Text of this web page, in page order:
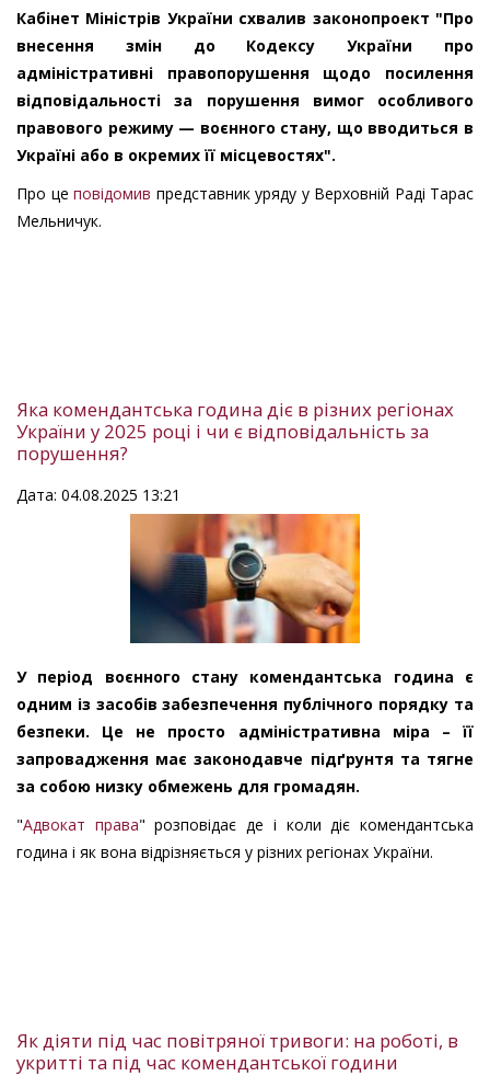
Кабінет Міністрів України схвалив законопроект "Про
внесення змін до Кодексу України про
адміністративні правопорушення щодо посилення
відповідальності за порушення вимог особливого
правового режиму — воєнного стану, що вводиться в
Україні або в окремих її місцевостях".
Про це повідомив представник уряду у Верховній Раді Тарас
Мельничук.
Яка комендантська година діє в різних регіонах
України у 2025 році і чи є відповідальність за
порушення?
Дата: 04.08.2025 13:21
У період воєнного стану комендантська година є
одним із засобів забезпечення публічного порядку та
безпеки. Це не просто адміністративна міра – її
запровадження має законодавче підґрунтя та тягне
за собою низку обмежень для громадян.
"Адвокат права" розповідає де і коли діє комендантська
година і як вона відрізняється у різних регіонах України.
Як діяти під час повітряної тривоги: на роботі, в
укритті та під час комендантської години